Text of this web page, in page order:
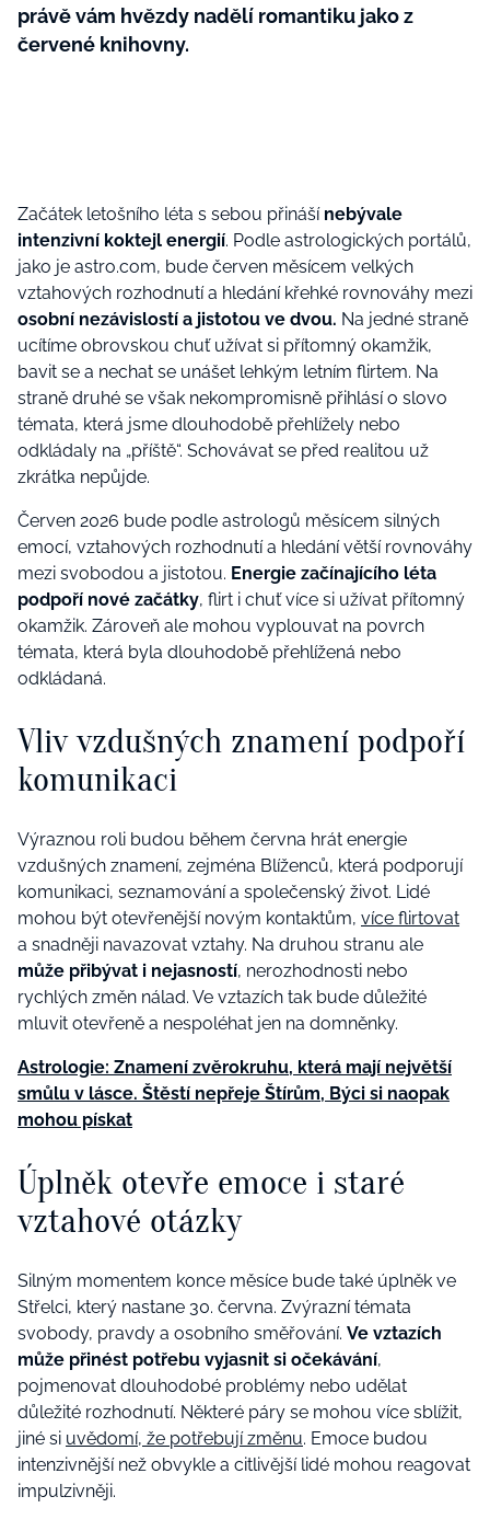
právě vám hvězdy nadělí romantiku jako z
červené knihovny.
Začátek letošního léta s sebou přináší nebývale
intenzivní koktejl energií. Podle astrologických portálů,
jako je astro.com, bude červen měsícem velkých
vztahových rozhodnutí a hledání křehké rovnováhy mezi
osobní nezávislostí a jistotou ve dvou. Na jedné straně
ucítíme obrovskou chuť užívat si přítomný okamžik,
bavit se a nechat se unášet lehkým letním flirtem. Na
straně druhé se však nekompromisně přihlásí o slovo
témata, která jsme dlouhodobě přehlížely nebo
odkládaly na „příště“. Schovávat se před realitou už
zkrátka nepůjde.
Červen 2026 bude podle astrologů měsícem silných
emocí, vztahových rozhodnutí a hledání větší rovnováhy
mezi svobodou a jistotou. Energie začínajícího léta
podpoří nové začátky, flirt i chuť více si užívat přítomný
okamžik. Zároveň ale mohou vyplouvat na povrch
témata, která byla dlouhodobě přehlížená nebo
odkládaná.
Vliv vzdušných znamení podpoří
komunikaci
Výraznou roli budou během června hrát energie
vzdušných znamení, zejména Blíženců, která podporují
komunikaci, seznamování a společenský život. Lidé
mohou být otevřenější novým kontaktům, více flirtovat
a snadněji navazovat vztahy. Na druhou stranu ale
může přibývat i nejasností, nerozhodnosti nebo
rychlých změn nálad. Ve vztazích tak bude důležité
mluvit otevřeně a nespoléhat jen na domněnky.
Astrologie: Znamení zvěrokruhu, která mají největší
smůlu v lásce. Štěstí nepřeje Štírům, Býci si naopak
mohou pískat
Úplněk otevře emoce i staré
vztahové otázky
Silným momentem konce měsíce bude také úplněk ve
Střelci, který nastane 30. června. Zvýrazní témata
svobody, pravdy a osobního směřování. Ve vztazích
může přinést potřebu vyjasnit si očekávání,
pojmenovat dlouhodobé problémy nebo udělat
důležité rozhodnutí. Některé páry se mohou více sblížit,
jiné si uvědomí, že potřebují změnu. Emoce budou
intenzivnější než obvykle a citlivější lidé mohou reagovat
impulzivněji.